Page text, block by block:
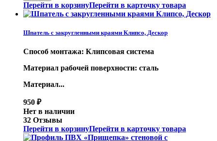
Перейти в корзинуПерейти в карточку товара
Шпатель с закругленными краями Клипсо, Дескор
Способ монтажа: Клипсовая система
Материал рабочей поверхности: сталь
Материал...
950 ₽
Нет в наличии
32 Отзывы
Перейти в корзинуПерейти в карточку товара